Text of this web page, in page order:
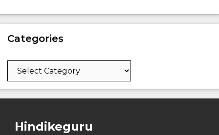
Categories
Categories
Hindikeguru